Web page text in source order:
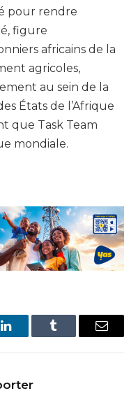
pour rendre
figure
africains de la
agricoles,
au sein de la
États de l’Afrique
que Task Team
mondiale.
LinkedInTumblr Email